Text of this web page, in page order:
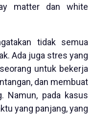
matter dan white
tidak semua
Ada juga stres yang
untuk bekerja
dan membuat
Namun, pada kasus
yang panjang, yang